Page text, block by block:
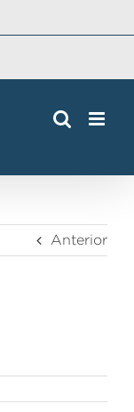
Anterior